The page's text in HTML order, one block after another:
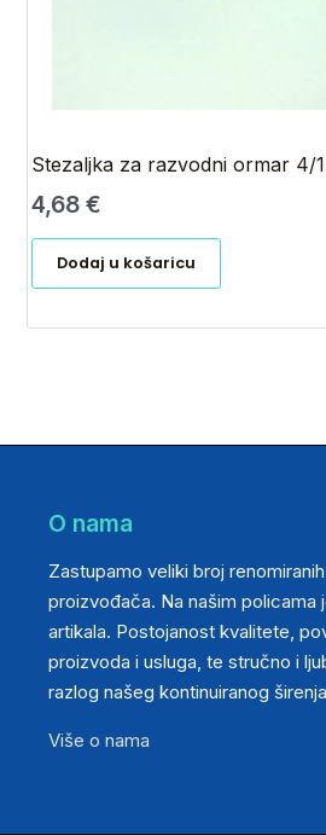
Stezaljka za razvodni ormar 4/
4,68€
Dodaj u košaricu
O nama
Zastupamo veliki broj
proizvođača. Na našim policama
artikala. Postojanost kvalitete,
proizvoda i usluga, te stručno i
razlog našeg kontinuiranog
Više o nama